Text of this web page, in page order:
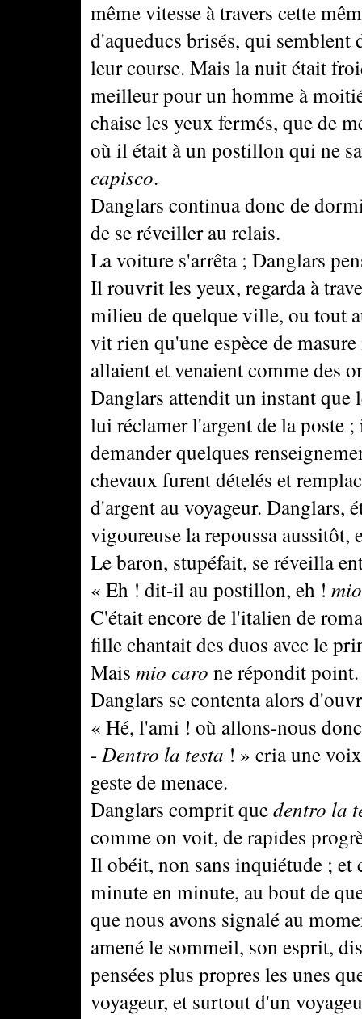
même vitesse à travers cette
d'aqueducs brisés, qui
leur course. Mais la nuit était
meilleur pour un homme à
chaise les yeux fermés, que de
où il était à un postillon qui ne
capisco.
Danglars continua donc de
de se réveiller au relais.
La voiture s'arrêta ; Danglars
Il rouvrit les yeux, regarda à
milieu de quelque ville, ou tout
vit rien qu'une espèce de
allaient et venaient comme des
Danglars attendit un instant
lui réclamer l'argent de la poste
demander quelques
chevaux furent dételés et
d'argent au voyageur. Danglars,
vigoureuse la repoussa aussitôt,
Le baron, stupéfait, se réveilla
« Eh ! dit-il au postillon, eh !
C'était encore de l'italien de
fille chantait des duos avec le
Mais mio caro ne répondit point.
Danglars se contenta alors
« Hé, l'ami ! où allons-nous
-Dentro la testa ! » cria une
geste de menace.
Danglars comprit quedentro la
comme on voit, de rapides
Il obéit, non sans inquiétude ; et
minute en minute, au bout de
que nous avons signalé au
amené le sommeil, son esprit,
pensées plus propres les unes
voyageur, et surtout d'un